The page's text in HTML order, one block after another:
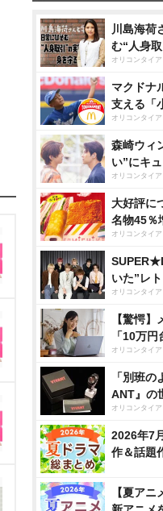
川島海荷
む“人身
オリコンタイ
マクドナ
支える「
オリコンタイ
森崎ウィ
い”にキ
オリコンタイ
大好評に
名物45％
オリコンタイ
いた”レ
オリコンタイ
【驚愕
「10万
オリコンタイ
「別班
ANT』の
オリコンタイ
2026年7
作＆話題
【夏ア